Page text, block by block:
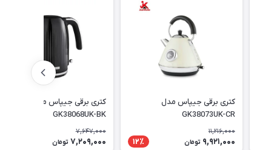
کتری برقی جیپاس مدل
GK38073UK-CR
11,216,000
9,921,000 تومان 12٪
کتری برقی جیپاس مدل
GK38068UK-BK
7,647,000
7,209,000 تومان